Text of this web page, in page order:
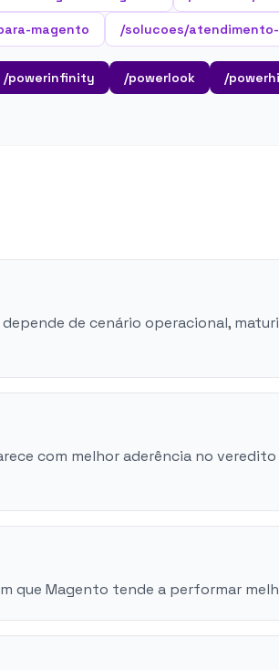
magento /solucoes/
/powerinfinity /powerlook /
de cenário operacional,
com melhor aderência no
que Magento tende a performar